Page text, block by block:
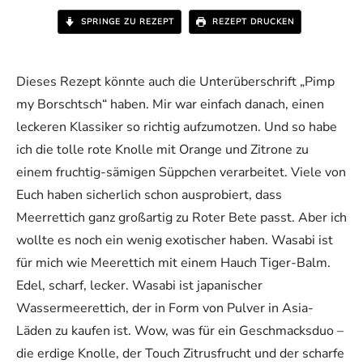
SPRINGE ZU REZEPT REZEPT DRUCKEN
Dieses Rezept könnte auch die Unterüberschrift „Pimp
my Borschtsch“ haben. Mir war einfach danach, einen
leckeren Klassiker so richtig aufzumotzen. Und so habe
ich die tolle rote Knolle mit Orange und Zitrone zu
einem fruchtig-sämigen Süppchen verarbeitet. Viele von
Euch haben sicherlich schon ausprobiert, dass
Meerrettich ganz großartig zu Roter Bete passt. Aber ich
wollte es noch ein wenig exotischer haben. Wasabi ist
für mich wie Meerettich mit einem Hauch Tiger-Balm.
Edel, scharf, lecker. Wasabi ist japanischer
Wassermeerettich, der in Form von Pulver in Asia-
Läden zu kaufen ist. Wow, was für ein Geschmacksduo –
die erdige Knolle, der Touch Zitrusfrucht und der scharfe